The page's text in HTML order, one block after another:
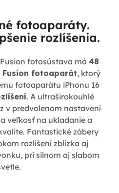
fotoaparáty.
rozlíšenia.
fotosústava má 48
fotoaparát, ktorý
fotoaparátu iPhonu 16
. A ultraširokouhlé
v predvolenom nastavení
veľkosť na ukladanie a
Fantastické zábery
rozlíšení zblízka aj
pri silnom aj slabom